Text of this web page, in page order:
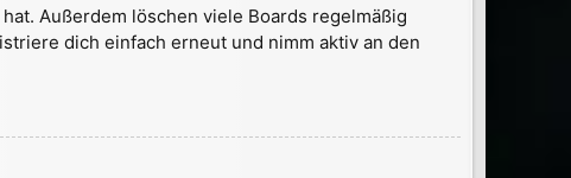
Außerdem löschen viele Boards regelmäßig
dich einfach erneut und nimm aktiv an den